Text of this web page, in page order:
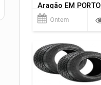
Aragão EM PORTO
VELHO RO.
Ontem